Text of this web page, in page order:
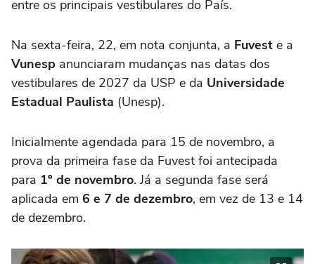
entre os principais vestibulares do País.
Na sexta-feira, 22, em nota conjunta, a Fuvest e a
Vunesp anunciaram mudanças nas datas dos
vestibulares de 2027 da USP e da Universidade
Estadual Paulista (Unesp).
Inicialmente agendada para 15 de novembro, a
prova da primeira fase da Fuvest foi antecipada
para 1º de novembro. Já a segunda fase será
aplicada em 6 e 7 de dezembro, em vez de 13 e 14
de dezembro.